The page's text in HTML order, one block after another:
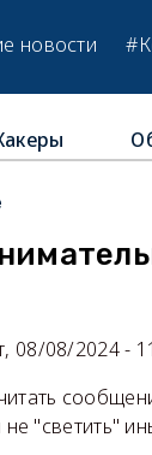
новости
08/08/2024 -
"светить"